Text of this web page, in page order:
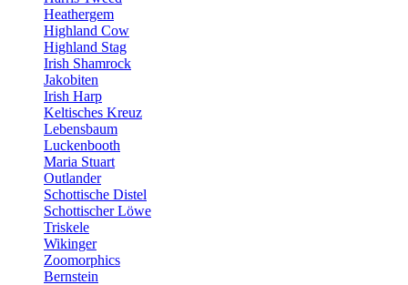
Heathergem
Highland Cow
Highland Stag
Irish Shamrock
Jakobiten
Irish Harp
Keltisches Kreuz
Lebensbaum
Luckenbooth
Maria Stuart
Outlander
Schottische Distel
Schottischer Löwe
Triskele
Wikinger
Zoomorphics
Bernstein